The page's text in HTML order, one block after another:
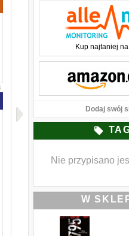
Kup najtaniej
Dodaj swój
Nie przypisano
W